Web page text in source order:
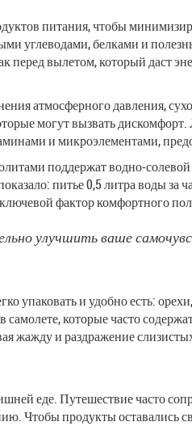
питания, чтобы
углеводами, белками и
вылетом, который даст
атмосферного давления,
могут вызвать
и микроэлементами,
поддержат водно-
питье 0,5 литра воды
фактор комфортного
улучшить ваше
упаковать и удобно есть:
которые часто
жажду и раздражение
еде. Путешествие часто
Чтобы продукты